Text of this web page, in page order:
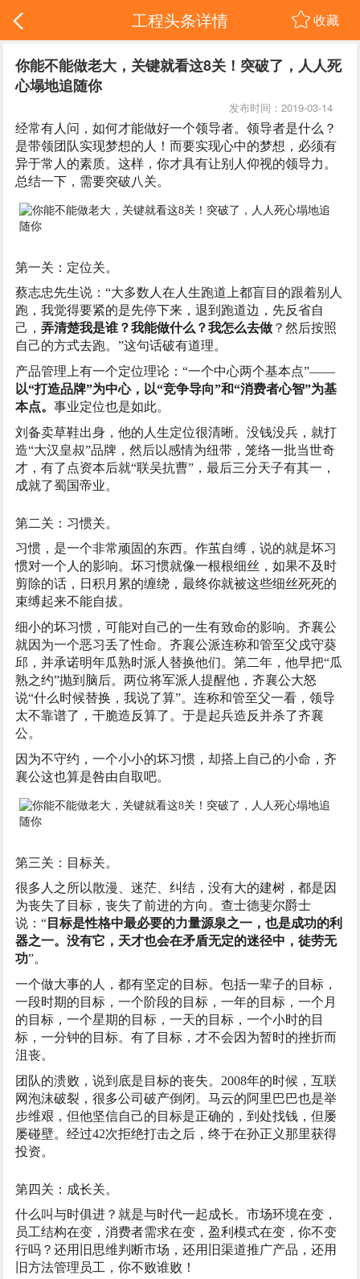
工程头条详情 收藏
你能不能做老大，关键就看这8关！突破了，人人死
心塌地追随你
发布时间：2019-03-14
经常有人问，如何才能做好一个领导者。领导者是什么？
是带领团队实现梦想的人！而要实现心中的梦想，必须有
异于常人的素质。这样，你才具有让别人仰视的领导力。
总结一下，需要突破八关。
第一关：定位关。
蔡志忠先生说：“大多数人在人生跑道上都盲目的跟着别人
跑，我觉得要紧的是先停下来，退到跑道边，先反省自
己，弄清楚我是谁？我能做什么？我怎么去做 ？然后按照
自己的方式去跑。”这句话破有道理。
产品管理上有一个定位理论：“一个中心两个基本点”——
以“打造品牌”为中心，以“竞争导向”和“消费者心智”为基
本点。事业定位也是如此。
刘备卖草鞋出身，他的人生定位很清晰。没钱没兵，就打
造“大汉皇叔”品牌，然后以感情为纽带，笼络一批当世奇
才，有了点资本后就“联吴抗曹”，最后三分天子有其一，
成就了蜀国帝业。
第二关：习惯关。
习惯，是一个非常顽固的东西。作茧自缚，说的就是坏习
惯对一个人的影响。坏习惯就像一根根细丝，如果不及时
剪除的话，日积月累的缠绕，最终你就被这些细丝死死的
束缚起来不能自拔。
细小的坏习惯，可能对自己的一生有致命的影响。齐襄公
就因为一个恶习丢了性命。齐襄公派连称和管至父戍守葵
邱，并承诺明年瓜熟时派人替换他们。第二年，他早把“瓜
熟之约”抛到脑后。两位将军派人提醒他，齐襄公大怒
说“什么时候替换，我说了算”。连称和管至父一看，领导
太不靠谱了，干脆造反算了。于是起兵造反并杀了齐襄
公。
因为不守约，一个小小的坏习惯，却搭上自己的小命，齐
襄公这也算是咎由自取吧。
第三关：目标关。
很多人之所以散漫、迷茫、纠结，没有大的建树，都是因
为丧失了目标，丧失了前进的方向。查士德斐尔爵士
说：“ 目标是性格中最必要的力量源泉之一，也是成功的利
器之一。没有它，天才也会在矛盾无定的迷径中，徒劳无
功”。
一个做大事的人，都有坚定的目标。包括一辈子的目标，
一段时期的目标，一个阶段的目标，一年的目标，一个月
的目标，一个星期的目标，一天的目标，一个小时的目
标，一分钟的目标。有了目标，才不会因为暂时的挫折而
沮丧。
团队的溃败，说到底是目标的丧失。2008年的时候，互联
网泡沫破裂，很多公司破产倒闭。马云的阿里巴巴也是举
步维艰，但他坚信自己的目标是正确的，到处找钱，但屡
屡碰壁。经过42次拒绝打击之后，终于在孙正义那里获得
投资。
第四关：成长关。
什么叫与时俱进？就是与时代一起成长。市场环境在变，
员工结构在变，消费者需求在变，盈利模式在变，你不变
行吗？还用旧思维判断市场，还用旧渠道推广产品，还用
旧方法管理员工，你不败谁败！